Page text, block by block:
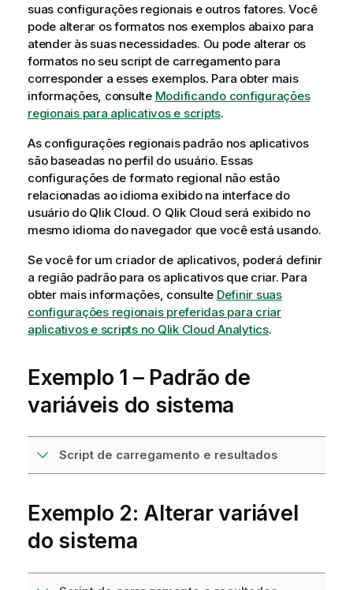
suas configurações regionais e outros fatores. Você
pode alterar os formatos nos exemplos abaixo para
atender às suas necessidades. Ou pode alterar os
formatos no seu script de carregamento para
corresponder a esses exemplos. Para obter mais
informações, consulte Modificando configurações
regionais para aplicativos e scripts.
As configurações regionais padrão nos aplicativos
são baseadas no perfil do usuário. Essas
configurações de formato regional não estão
relacionadas ao idioma exibido na interface do
usuário do Qlik Cloud. O Qlik Cloud será exibido no
mesmo idioma do navegador que você está usando.
Se você for um criador de aplicativos, poderá definir
a região padrão para os aplicativos que criar. Para
obter mais informações, consulte Definir suas
configurações regionais preferidas para criar
aplicativos e scripts no Qlik Cloud Analytics.
Exemplo 1 – Padrão de
variáveis do sistema
Script de carregamento e resultados
Exemplo 2: Alterar variável
do sistema